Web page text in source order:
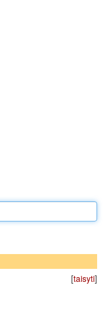
[taisyti]